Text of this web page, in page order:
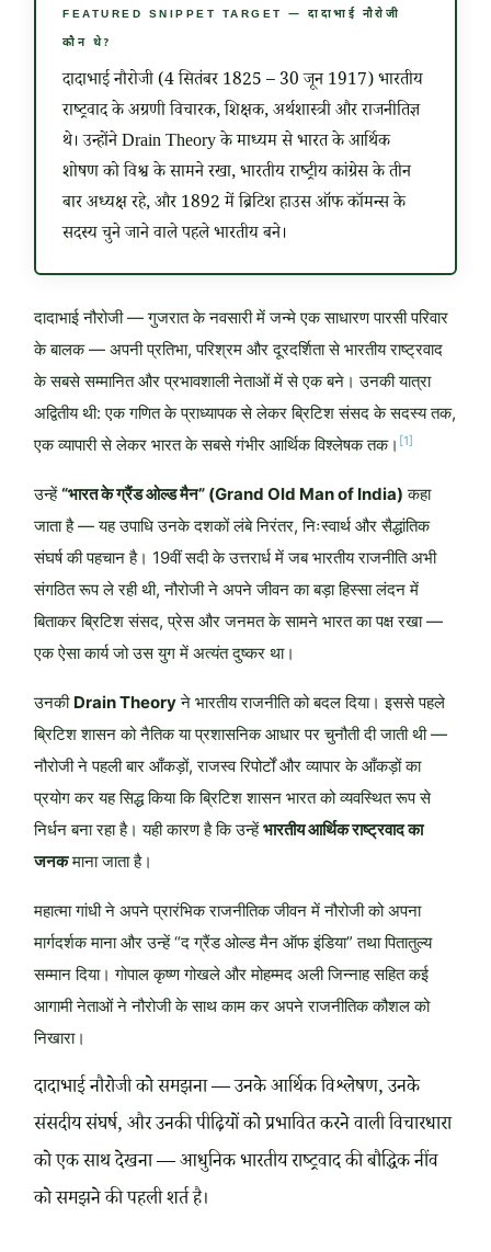
FEATURED SNIPPET TARGET — दादाभाई नौरोजी
कौन थे?
दादाभाई नौरोजी (4 सितंबर 1825 – 30 जून 1917) भारतीय
राष्ट्रवाद के अग्रणी विचारक, शिक्षक, अर्थशास्त्री और राजनीतिज्ञ
थे। उन्होंने Drain Theory के माध्यम से भारत के आर्थिक
शोषण को विश्व के सामने रखा, भारतीय राष्ट्रीय कांग्रेस के तीन
बार अध्यक्ष रहे, और 1892 में ब्रिटिश हाउस ऑफ कॉमन्स के
सदस्य चुने जाने वाले पहले भारतीय बने।
दादाभाई नौरोजी — गुजरात के नवसारी में जन्मे एक साधारण पारसी परिवार
के बालक — अपनी प्रतिभा, परिश्रम और दूरदर्शिता से भारतीय राष्ट्रवाद
के सबसे सम्मानित और प्रभावशाली नेताओं में से एक बने। उनकी यात्रा
अद्वितीय थी: एक गणित के प्राध्यापक से लेकर ब्रिटिश संसद के सदस्य तक,
एक व्यापारी से लेकर भारत के सबसे गंभीर आर्थिक विश्लेषक तक। [1]
उन्हें“भारत के ग्रैंड ओल्ड मैन” (Grand Old Man of India) कहा
जाता है — यह उपाधि उनके दशकों लंबे निरंतर, निःस्वार्थ और सैद्धांतिक
संघर्ष की पहचान है। 19वीं सदी के उत्तरार्ध में जब भारतीय राजनीति अभी
संगठित रूप ले रही थी, नौरोजी ने अपने जीवन का बड़ा हिस्सा लंदन में
बिताकर ब्रिटिश संसद, प्रेस और जनमत के सामने भारत का पक्ष रखा —
एक ऐसा कार्य जो उस युग में अत्यंत दुष्कर था।
उनकी Drain Theoryने भारतीय राजनीति को बदल दिया। इससे पहले
ब्रिटिश शासन को नैतिक या प्रशासनिक आधार पर चुनौती दी जाती थी —
नौरोजी ने पहली बार आँकड़ों, राजस्व रिपोर्टों और व्यापार के आँकड़ों का
प्रयोग कर यह सिद्ध किया कि ब्रिटिश शासन भारत को व्यवस्थित रूप से
निर्धन बना रहा है। यही कारण है कि उन्हेंभारतीय आर्थिक राष्ट्रवाद का
जनकमाना जाता है।
महात्मा गांधी ने अपने प्रारंभिक राजनीतिक जीवन में नौरोजी को अपना
मार्गदर्शक माना और उन्हें “द ग्रैंड ओल्ड मैन ऑफ इंडिया” तथा पितातुल्य
सम्मान दिया। गोपाल कृष्ण गोखले और मोहम्मद अली जिन्नाह सहित कई
आगामी नेताओं ने नौरोजी के साथ काम कर अपने राजनीतिक कौशल को
निखारा।
दादाभाई नौरोजी को समझना — उनके आर्थिक विश्लेषण, उनके
संसदीय संघर्ष, और उनकी पीढ़ियों को प्रभावित करने वाली विचारधारा
को एक साथ देखना — आधुनिक भारतीय राष्ट्रवाद की बौद्धिक नींव
को समझने की पहली शर्त है।